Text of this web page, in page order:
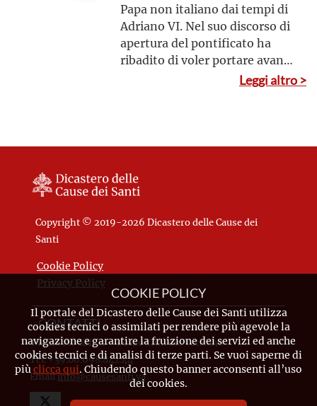
Papa non italiano dai tempi di
Adriano VI. Nel suo discorso di
apertura del pontificato ha
ribadito di voler portare avanti
l'eredità del Concilio Vaticano
Leggi altro >
Copyright © 2019-2026 Dicastero delle Cause dei
Santi
Cookie Policy
Privacy Policy
CONTATTI
Piazza Pio XII, 10 - 00120 Città del Vaticano
Tel. +39.06.698.842.44
Emailinfo@causesanti.va
COOKIE POLICY
Il portale del Dicastero delle Cause dei Santi utilizza
cookies tecnici o assimilati per rendere più agevole la
navigazione e garantire la fruizione dei servizi ed anche
cookies tecnici e di analisi di terze parti. Se vuoi saperne di
piùclicca qui. Chiudendo questo banner acconsenti all’uso
dei cookies.